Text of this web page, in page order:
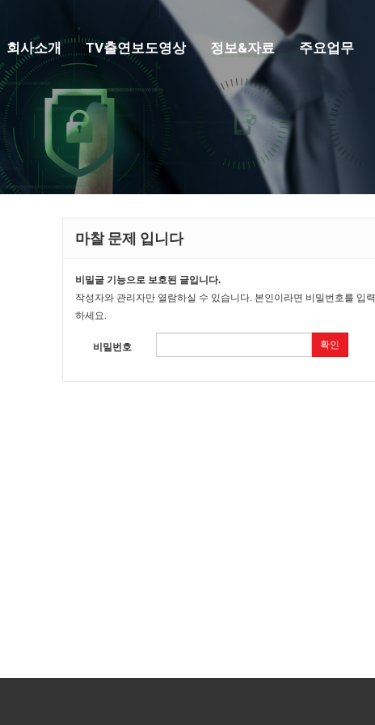
회사소개 TV출연보도영상 정보&자료 주요업무
마찰 문제 입니다
비밀글 기능으로 보호된 글입니다.
작성자와 관리자만 열람하실 수 있습니다. 본인이라면 비밀번호를 입력
하세요.
비밀번호 확인